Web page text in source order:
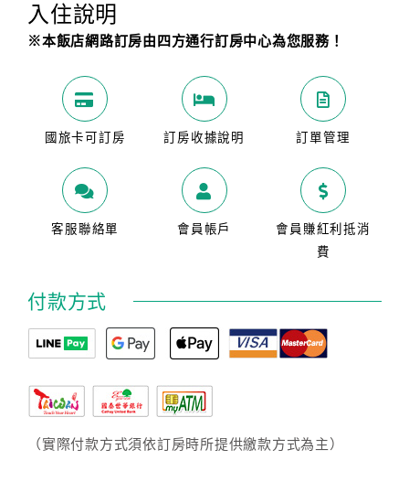
入住說明
※本飯店網路訂房由四方通行訂房中心為您服務！
國旅卡可訂房 訂房收據說明 訂單管理
客服聯絡單 會員帳戶
會員賺紅利抵消
費
付款方式
（實際付款方式須依訂房時所提供繳款方式為主）